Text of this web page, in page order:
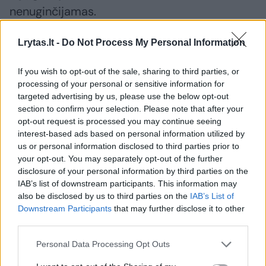
Lrytas.lt - Do Not Process My Personal Information
If you wish to opt-out of the sale, sharing to third parties, or
processing of your personal or sensitive information for
targeted advertising by us, please use the below opt-out
section to confirm your selection. Please note that after your
opt-out request is processed you may continue seeing
interest-based ads based on personal information utilized by
us or personal information disclosed to third parties prior to
your opt-out. You may separately opt-out of the further
disclosure of your personal information by third parties on the
IAB’s list of downstream participants. This information may
also be disclosed by us to third parties on the IAB’s List of
Downstream Participants that may further disclose it to other
Personal Data Processing Opt Outs
nenuginčijamas.
Speed emocingos reakcijos į Kiniją, anot jos,
buvo natūralios – „jis taip elgiasi visur“.
Klausimas tik vienas: ar tai propaganda, ar
tiesiog puiki reklama?